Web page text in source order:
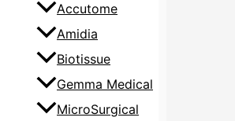
Accutome
Amidia
Biotissue
Gemma Medical
MicroSurgical